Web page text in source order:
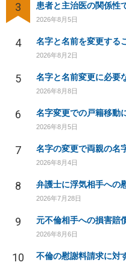
3 患者と主治医の関係性
2026年8月5日
4 名字と名前を変更する
2026年8月2日
5 名字と名前変更に必要
2026年8月8日
6 名字変更での戸籍移動
2026年8月5日
7 名字の変更で両親の名
2026年8月4日
8 弁護士に浮気相手への
2026年7月28日
9 元不倫相手への損害賠
2026年8月6日
10 不倫の慰謝料請求に対